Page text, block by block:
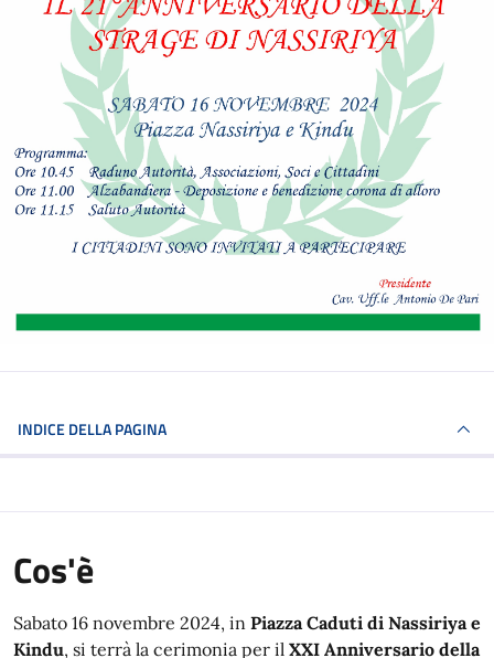
INDICE DELLA PAGINA
Cos'è
Sabato 16 novembre 2024, in Piazza Caduti di Nassiriya e
Kindu, si terrà la cerimonia per il XXI Anniversario della